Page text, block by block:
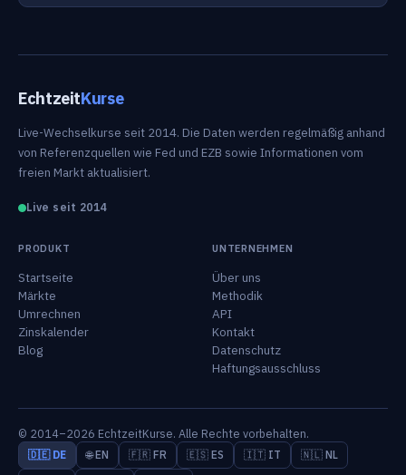
EchtzeitKurse
Live-Wechselkurse seit 2014. Die Daten werden regelmäßig anhand
von Referenzquellen wie Fed und EZB sowie Informationen vom
freien Markt aktualisiert.
Live seit 2014
PRODUKT
Startseite
Märkte
Umrechnen
Zinskalender
Blog
UNTERNEHMEN
Über uns
Methodik
API
Kontakt
Datenschutz
Haftungsausschluss
© 2014–2026 EchtzeitKurse. Alle Rechte vorbehalten.
🇩🇪 DE 🌐 EN 🇫🇷 FR 🇪🇸 ES 🇮🇹 IT 🇳🇱 NL